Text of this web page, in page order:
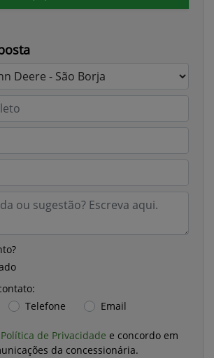
Telefone Email
Política de Privacidade e concordo em
da concessionária.